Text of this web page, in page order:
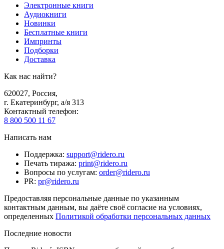
Электронные книги
Аудиокниги
Новинки
Бесплатные книги
Импринты
Подборки
Доставка
Как нас найти?
620027, Россия,
г. Екатеринбург, а/я 313
Контактный телефон:
8 800 500 11 67
Написать нам
Поддержка: support@ridero.ru
Печать тиража: print@ridero.ru
Вопросы по услугам: order@ridero.ru
PR: pr@ridero.ru
Предоставляя персональные данные по указанным
контактным данным, вы даёте своё согласие на условиях,
определенных Политикой обработки персональных данных
Последние новости